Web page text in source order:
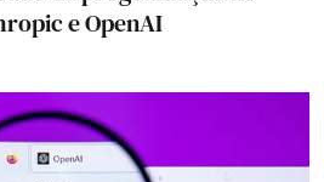
e OpenAI